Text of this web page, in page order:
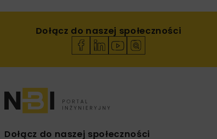
Dołącz do naszej społeczności
Dołącz do naszej społeczności